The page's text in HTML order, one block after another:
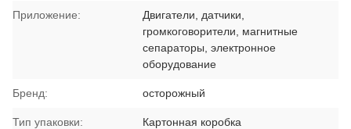
Приложение:
Двигатели, датчики,
громкоговорители, магнитные
сепараторы, электронное
оборудование
Бренд: осторожный
Тип упаковки: Картонная коробка